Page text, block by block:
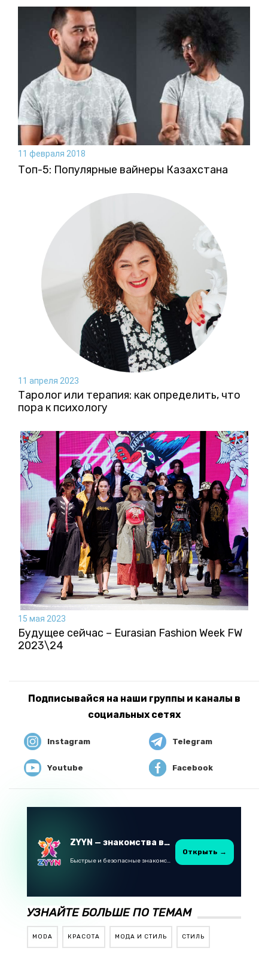
11 февраля 2018
Топ-5: Популярные вайнеры Казахстана
11 апреля 2023
Таролог или терапия: как определить, что
пора к психологу
15 мая 2023
Будущее сейчас – Eurasian Fashion Week FW
2023\24
Подписывайся на наши группы и каналы в
социальных сетях
Instagram Telegram
Youtube Facebook
ZYYN — знакомства в Казахстане
Быстрые и безопасные знакомства в Telegram
Открыть →
УЗНАЙТЕ БОЛЬШЕ ПО ТЕМАМ
MODA КРАСОТА МОДА И СТИЛЬ СТИЛЬ